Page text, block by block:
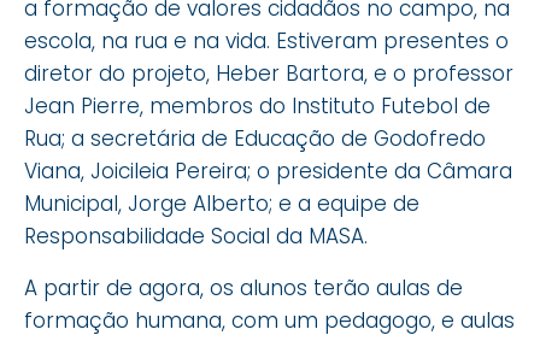
a formação de valores cidadãos no campo, na
escola, na rua e na vida. Estiveram presentes o
diretor do projeto, Heber Bartora, e o professor
Jean Pierre, membros do Instituto Futebol de
Rua; a secretária de Educação de Godofredo
Viana, Joicileia Pereira; o presidente da Câmara
Municipal, Jorge Alberto; e a equipe de
Responsabilidade Social da MASA.
A partir de agora, os alunos terão aulas de
formação humana, com um pedagogo, e aulas